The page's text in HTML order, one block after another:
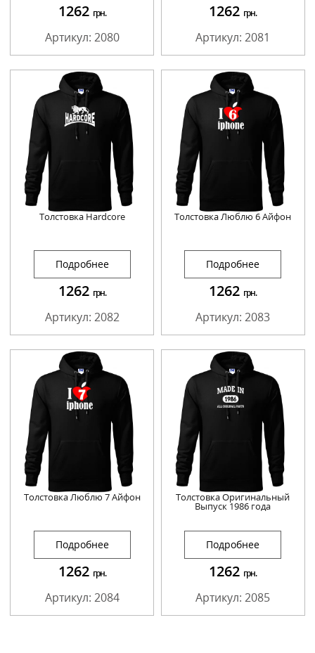
1262 грн.
Артикул: 2080
1262 грн.
Артикул: 2081
Толстовка Hardcore
Подробнее
1262 грн.
Артикул: 2082
Толстовка Люблю 6 Айфон
Подробнее
1262 грн.
Артикул: 2083
Толстовка Люблю 7 Айфон
Подробнее
1262 грн.
Артикул: 2084
Толстовка Оригинальный
Выпуск 1986 года
Подробнее
1262 грн.
Артикул: 2085